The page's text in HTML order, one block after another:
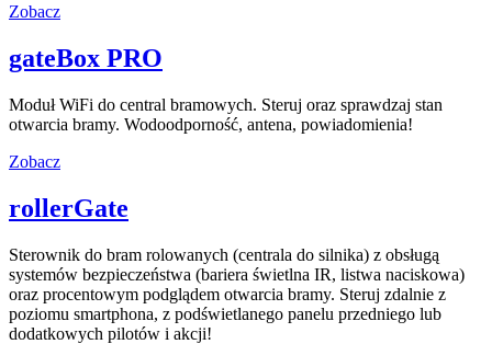
Zobacz
gateBox PRO
Moduł WiFi do central bramowych. Steruj oraz sprawdzaj stan
otwarcia bramy. Wodoodporność, antena, powiadomienia!
Zobacz
rollerGate
Sterownik do bram rolowanych (centrala do silnika) z obsługą
systemów bezpieczeństwa (bariera świetlna IR, listwa naciskowa)
oraz procentowym podglądem otwarcia bramy. Steruj zdalnie z
poziomu smartphona, z podświetlanego panelu przedniego lub
dodatkowych pilotów i akcji!